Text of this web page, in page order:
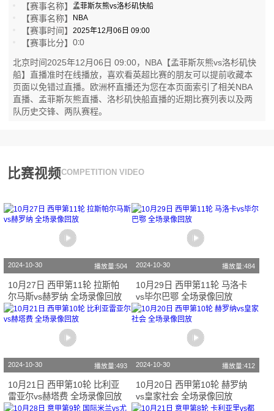
【赛事名称】
孟菲斯灰熊vs洛杉矶快船
【赛事名称】 NBA
【赛事时间】2025年12月06日 09:00
【赛事比分】0:0
北京时间2025年12月06日 09:00，NBA【孟菲斯灰熊vs洛杉矶快
船】直播准时在线播放，喜欢看英超比赛的朋友可以提前收藏本
页面以免错过直播。欧洲杯直播还为您在本页面索引了相关NBA
直播、孟菲斯灰熊直播、洛杉矶快船直播的近期比赛列表以及两
队历史交锋、两队赛程。
比赛视频COMPETITION VIDEO
2024-10-30 播放量:504
10月27日 西甲第11轮 拉斯帕
尔马斯vs赫罗纳 全场录像回放
2024-10-30 播放量:484
10月29日 西甲第11轮 马洛卡
vs毕尔巴鄂 全场录像回放
2024-10-30 播放量:493
10月21日 西甲第10轮 比利亚
雷亚尔vs赫塔费 全场录像回放
2024-10-30 播放量:412
10月20日 西甲第10轮 赫罗纳
vs皇家社会 全场录像回放